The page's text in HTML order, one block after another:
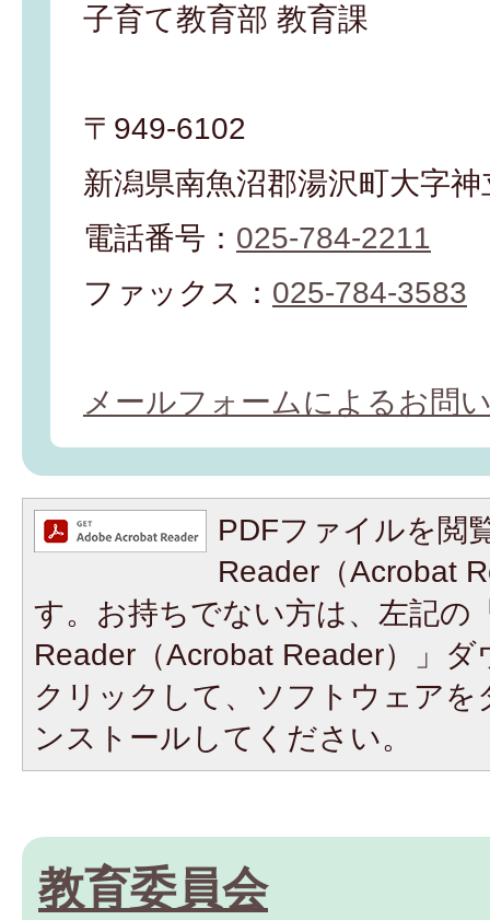
子育て教育部 教育課
〒949-6102
新潟県南魚沼郡湯沢町大字
電話番号： 025-784-2211
ファックス： 025-784-3583
メールフォームによるお問
PDFファイルを閲
Reader（Acrobat
す。お持ちでない方は、左記の
Reader（Acrobat Reader）」
クリックして、ソフトウェア
ンストールしてください。
教育委員会